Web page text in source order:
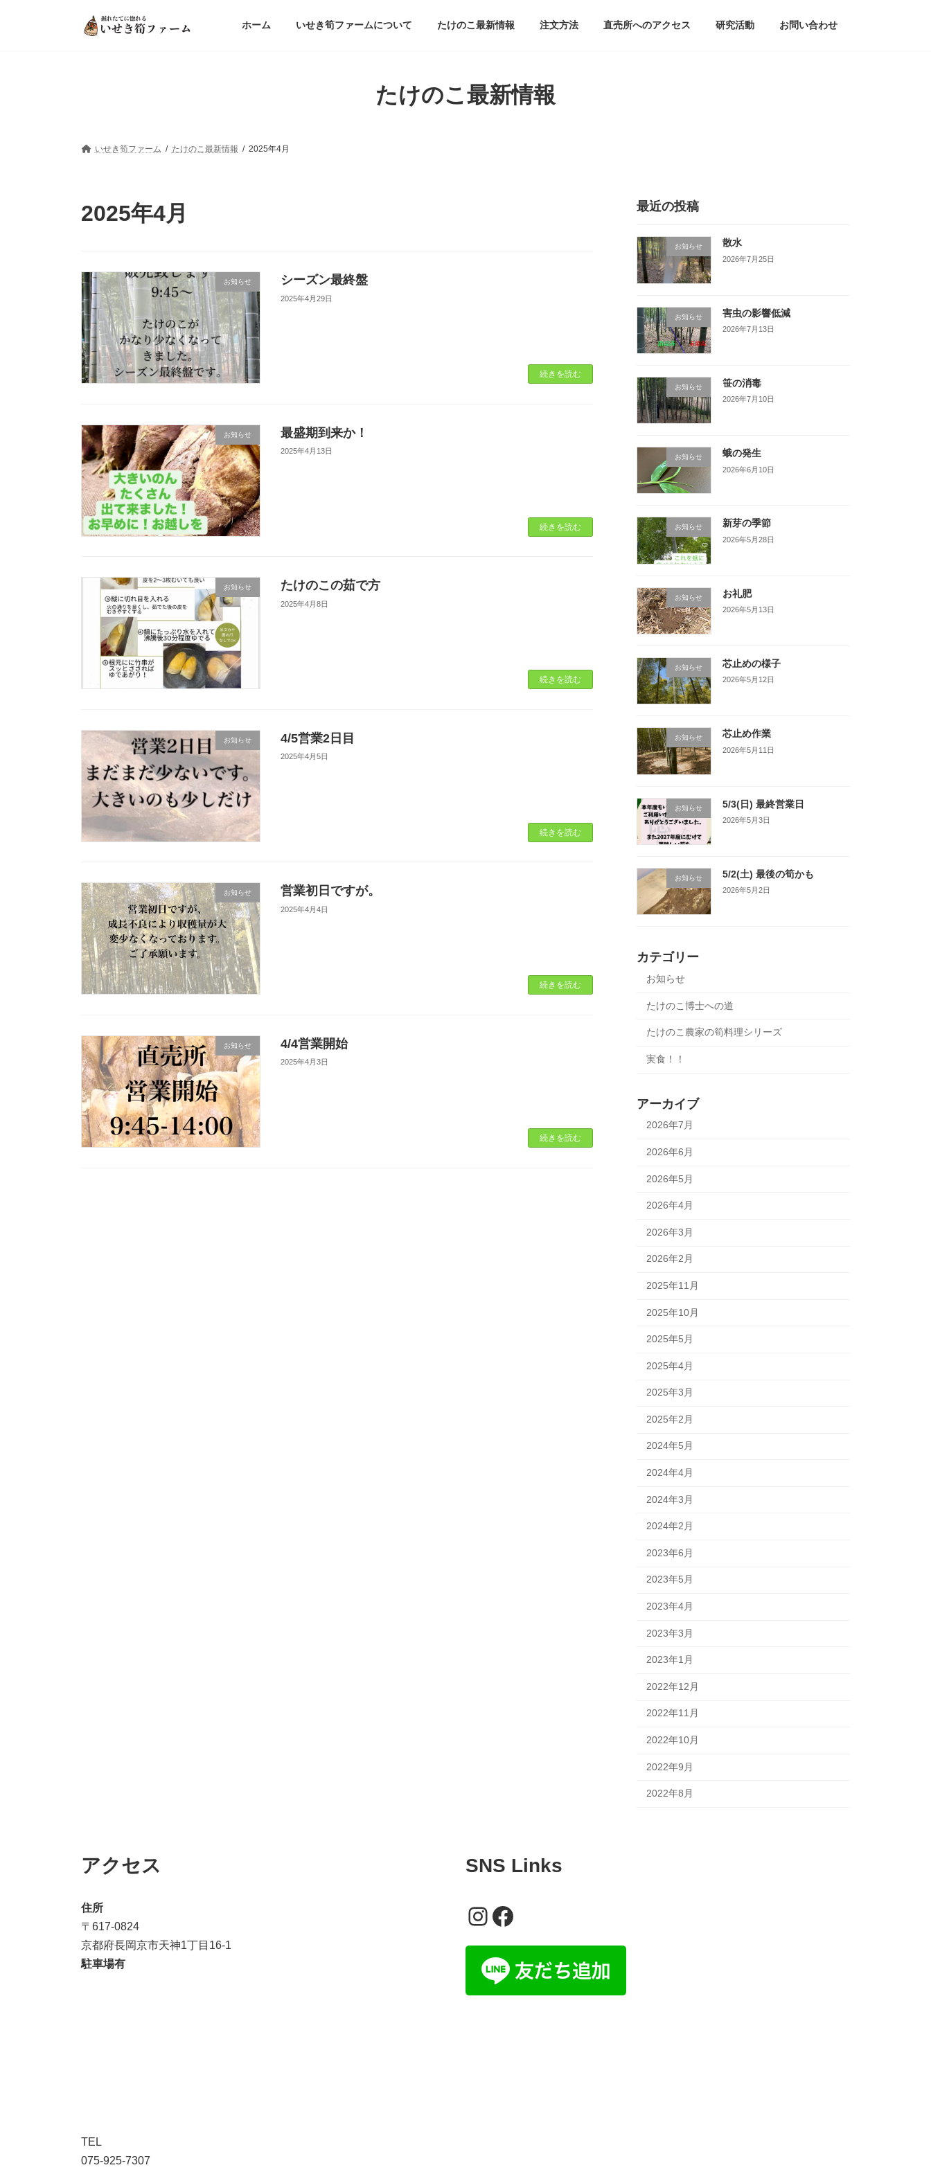
ホーム いせき筍ファームについて たけのこ最新情報 注文方法 直売所へのアクセス 研究活動 お問い合わせ
たけのこ最新情報
いせき筍ファーム たけのこ最新情報 2025年4月
2025年4月
お知らせ シーズン最終盤
2025年4月29日
続きを読む
お知らせ 最盛期到来か！
2025年4月13日
続きを読む
お知らせ たけのこの茹で方
2025年4月8日
続きを読む
お知らせ 4/5営業2日目
2025年4月5日
続きを読む
お知らせ 営業初日ですが。
2025年4月4日
続きを読む
お知らせ 4/4営業開始
2025年4月3日
続きを読む
最近の投稿
お知らせ 散水
2026年7月25日
お知らせ 害虫の影響低減
2026年7月13日
お知らせ 笹の消毒
2026年7月10日
お知らせ 蛾の発生
2026年6月10日
お知らせ 新芽の季節
2026年5月28日
お知らせ お礼肥
2026年5月13日
お知らせ 芯止めの様子
2026年5月12日
お知らせ 芯止め作業
2026年5月11日
お知らせ 5/3(日) 最終営業日
2026年5月3日
お知らせ 5/2(土) 最後の筍かも
2026年5月2日
カテゴリー
お知らせ
たけのこ博士への道
たけのこ農家の筍料理シリーズ
実食！！
アーカイブ
2026年7月
2026年6月
2026年5月
2026年4月
2026年3月
2026年2月
2025年11月
2025年10月
2025年5月
2025年4月
2025年3月
2025年2月
2024年5月
2024年4月
2024年3月
2024年2月
2023年6月
2023年5月
2023年4月
2023年3月
2023年1月
2022年12月
2022年11月
2022年10月
2022年9月
2022年8月
アクセス
住所
〒617-0824
京都府長岡京市天神1丁目16-1
駐車場有
TEL
075-925-7307
SNS Links
Instagram
Facebook